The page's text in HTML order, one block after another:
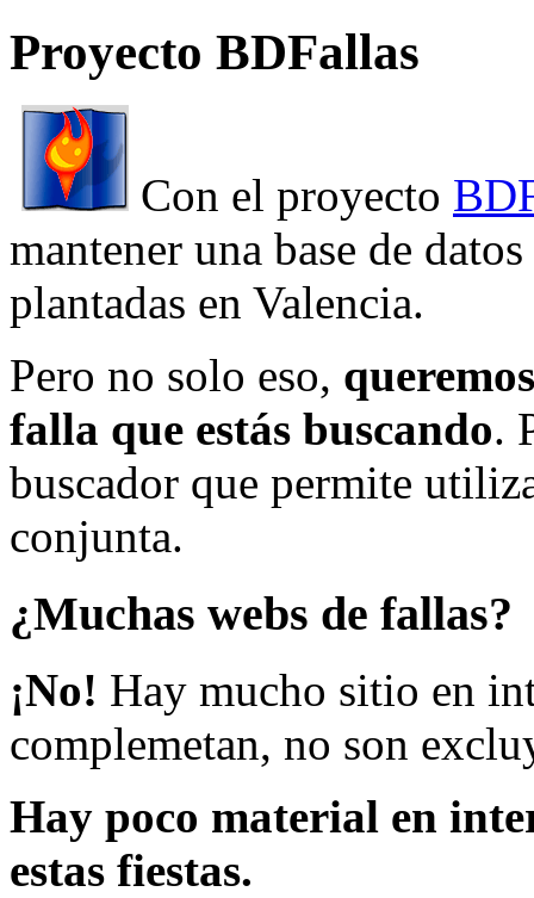
Proyecto BDFallas
Con el proyecto
mantener una base de
plantadas en Valencia.
Pero no solo eso,
falla que estás buscando.
buscador que permite
conjunta.
¿Muchas webs de fallas?
¡No! Hay mucho sitio en
complemetan, no son
Hay poco material en
estas fiestas.